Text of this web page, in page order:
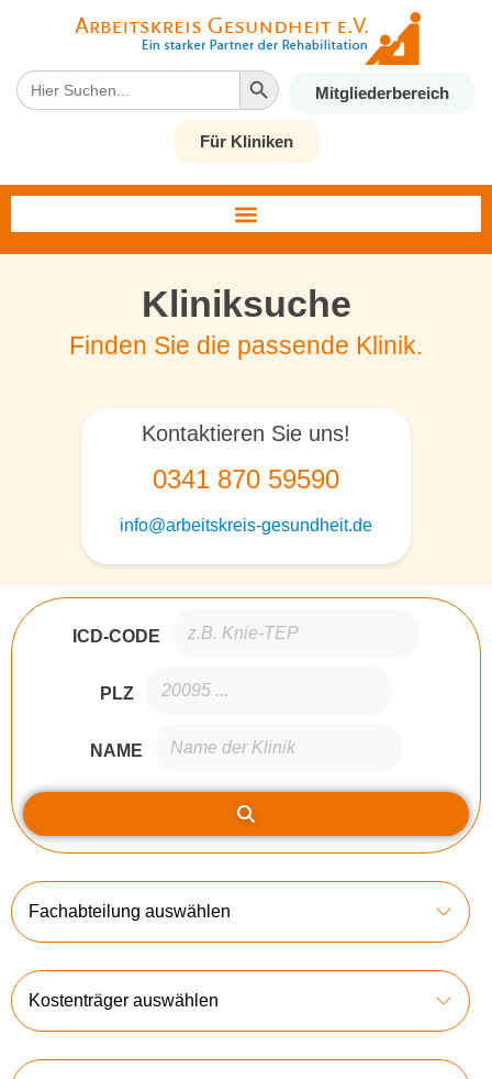
Search
for:
Search Button
Mitgliederbereich
Für Kliniken
Kliniksuche
Finden Sie die passende Klinik.
Kontaktieren Sie uns!
0341 870 59590
info@arbeitskreis-gesundheit.de
ICD-CODE
PLZ
NAME
Fachabteilung auswählen
Kostenträger auswählen